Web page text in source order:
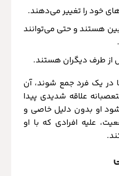
خود را تغییر می‌دهند.
هستند و حتی می‌توانند
از طرف دیگران هستند.
در یک فرد جمع شوند، آن
علاقه شدیدی پیدا
او بدون دلیل خاصی و
علیه افرادی که با او